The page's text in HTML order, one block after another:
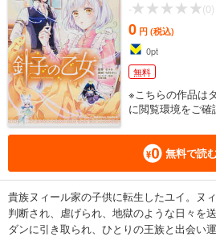
-
(0)
0 円 (税込)
0pt
無料
※こちらの作品は
に閲覧環境をご確
無料で読
貴族ヌィール家の子供に転生したユイ。ヌ
判断され、虐げられ、地獄のような日々を
ダンに引き取られ、ひとりの王族と出会い